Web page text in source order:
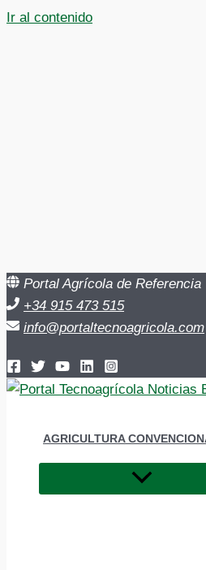
Ir al contenido
Portal Agrícola de Referencia
+34 915 473 515
info@portaltecnoagricola.com
AGRICULTURA